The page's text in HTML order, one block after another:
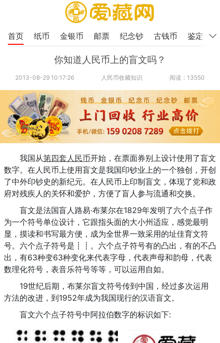
首页 纸币 金银币 邮票 纪念钞 古钱币 鉴定
你知道人民币上的盲文吗？
2013-08-29 10:17:26 人民币收藏知识 阅读：13550
我国从第四套人民币开始，在票面券别上设计使用了盲文
数字。在人民币上使用盲文是我国印钞业上的一个独创，开创
了中外印钞史的新纪元。在人民币上印制盲文，体现了党和政
府对残疾人的关怀和爱护，方便了盲人参与流通和交换。
盲文是法国盲人路易·布莱尔在1829年发明了六个点子作
为一个符号单位设计，它跟指头面的大小州适应，感觉最明
显，摸读和书写最方便，成为全世界一致采用的址佳育文符
号。六个点子符号是┋┋。六个点子符号有的凸出，有的不凸
出，有63种变63种变化来代表字母，代表声母和韵母，代表
数理化符号，表音乐符号等等，可以运用自如。
19世纪后期，布莱尔盲文符号传到中国，经过多次运用
方法的改进，到1952年成为我国现行的汉语盲文。
盲文六个点子符号中阿拉伯数字的标识如下: